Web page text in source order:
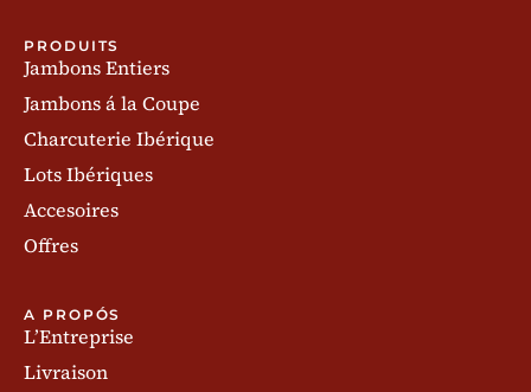
PRODUITS
Jambons Entiers
Jambons á la Coupe
Charcuterie Ibérique
Lots Ibériques
Accesoires
Offres
A PROPÓS
L’Entreprise
Livraison